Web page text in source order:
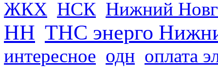
ЖКХ НСК Нижний
НН ТНС энерго
интересное одн оплата